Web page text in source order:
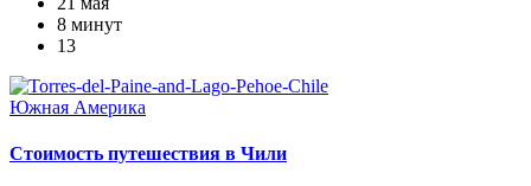
8 минут
13
Южная Америка
Стоимость путешествия в Чили